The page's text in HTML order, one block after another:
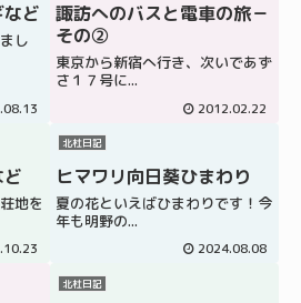
ど
し
諏訪へのバスと電車の旅－
その②
東京から新宿へ行き、次いであず
さ１７号に...
2012.02.22
地を
北杜日記
ヒマワリ向日葵ひまわり
夏の花といえばひまわりです！今
年も明野の...
2024.08.08
北杜日記